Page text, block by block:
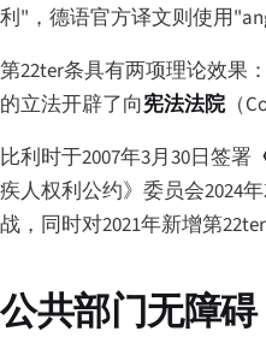
利"，德语官方译文则使用"
第22ter条具有两项理论效果
的立法开辟了向宪法法院（
比利时于2007年3月30日签署
疾人权利公约》委员会2024
战，同时对2021年新增第
公共部门无障碍